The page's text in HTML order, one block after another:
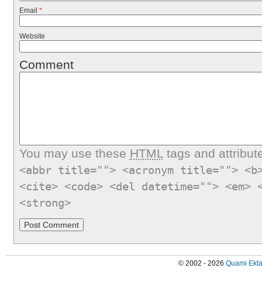
Email *
Website
Comment
You may use these HTMLtags and
<abbr title=""> <acronym title="">
<cite> <code> <del datetime="">
<strong>
© 2002 - 2026 Quami